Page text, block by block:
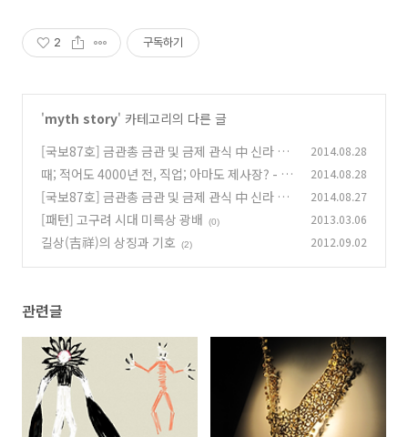
2 구독하기
'myth story' 카테고리의 다른 글
[국보87호] 금관총 금관 및 금제 관식 中 신라 금
관총 관모
(0)
2014.08.28
때; 적어도 4000년 전, 직업; 아마도 제사장? - 알
타이 청동기 시대 벽화 中 (0)
2014.08.28
[국보87호] 금관총 금관 및 금제 관식 中 신라 금
관총 새모양 관꾸미개
(0)
2014.08.27
[패턴] 고구려 시대 미륵상 광배 (0) 2013.03.06
길상(吉祥)의 상징과 기호 (2) 2012.09.02
관련글